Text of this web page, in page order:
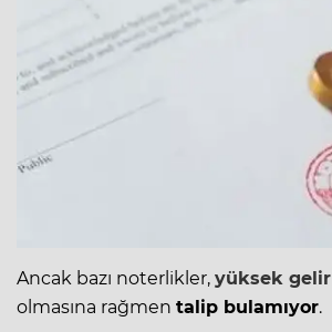
Ancak bazı noterlikler, yüksek gelir
olmasına rağmen talip bulamıyor.